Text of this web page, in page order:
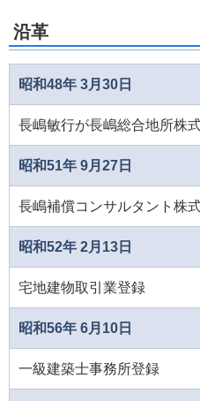
沿革
昭和48年 3月30日
長嶋敏行が長嶋総合地所株
昭和51年 9月27日
長嶋補償コンサルタント株
昭和52年 2月13日
宅地建物取引業登録
昭和56年 6月10日
一級建築士事務所登録